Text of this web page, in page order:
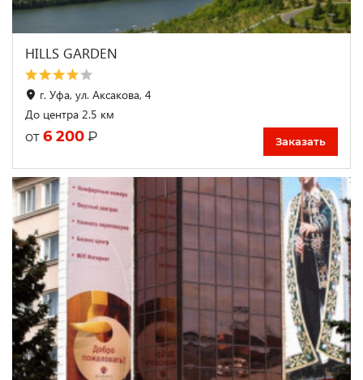
HILLS GARDEN
г. Уфа, ул. Аксакова, 4
До центра 2.5 км
от 6 200 ₽ Заказать